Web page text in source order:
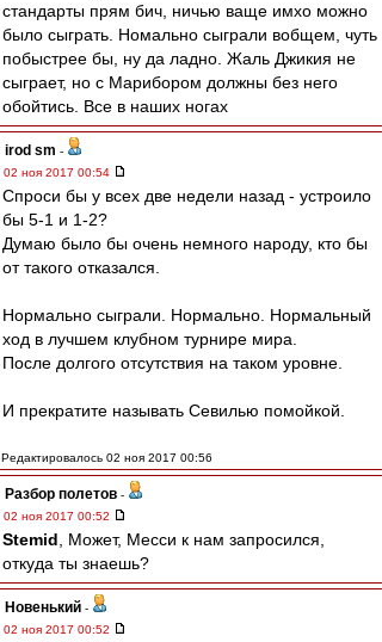
стандарты прям бич, ничью ваще имхо можно
было сыграть. Номально сыграли вобщем, чуть
побыстрее бы, ну да ладно. Жаль Джикия не
сыграет, но с Марибором должны без него
обойтись. Все в наших ногах
irod sm -
02 ноя 2017 00:54
Спроси бы у всех две недели назад - устроило
бы 5-1 и 1-2?
Думаю было бы очень немного народу, кто бы
от такого отказался.
Нормально сыграли. Нормально. Нормальный
ход в лучшем клубном турнире мира.
После долгого отсутствия на таком уровне.
И прекратите называть Севилью помойкой.
Редактировалось 02 ноя 2017 00:56
Разбор полетов -
02 ноя 2017 00:52
Stemid , Может, Месси к нам запросился,
откуда ты знаешь?
Новенький -
02 ноя 2017 00:52